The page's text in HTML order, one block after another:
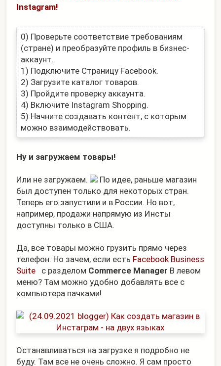
Instagram!
0) Проверьте соответствие требованиям
(стране) и преобразуйте профиль в бизнес-
аккаунт.
1) Подключите Страницу Facebook.
2) Загрузите каталог товаров.
3) Пройдите проверку аккаунта.
4) Включите Instagram Shopping.
5) Начните создавать контент, с которым
можно взаимодействовать.
Ну и загружаем товары!
Или не загружаем.
По идее, раньше магазин
был доступен только для некоторых стран.
Теперь его запустили и в России. Но вот,
например, продажи напрямую из Инсты
доступны только в США.
Да, все товары можно грузить прямо через
телефон. Но зачем, если есть Facebook Business
Suite
с разделом Commerce Manager В левом
меню? Там можно удобно добавлять все с
компьютера пачками!
Останавливаться на загрузке я подробно не
буду. Там все не очень сложно. Я сам просто